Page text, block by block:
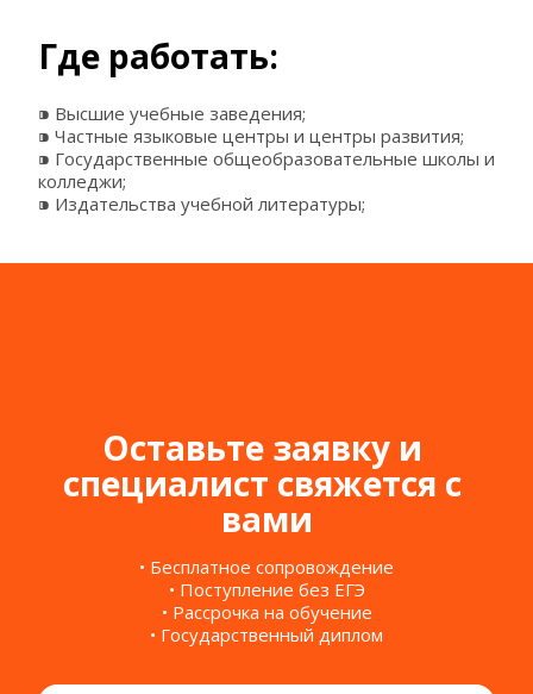
Где работать:
⁍ Высшие учебные заведения;
⁍ Частные языковые центры и центры развития;
⁍ Государственные общеобразовательные школы и
колледжи;
⁍ Издательства учебной литературы;
Оставьте заявку и
специалист свяжется с
вами
• Бесплатное сопровождение
• Поступление без ЕГЭ
• Рассрочка на обучение
• Государственный диплом